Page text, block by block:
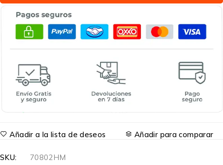
Añadir a la lista de deseos Añadir para comparar
SKU:
70802HM